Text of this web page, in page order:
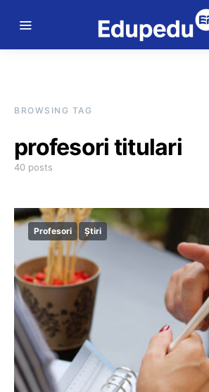
BROWSING TAG
profesori titulari
40 posts
Profesori Știri